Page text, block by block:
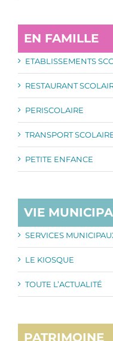
EN FAMILLE
ETABLISSEMENTS
RESTAURANT
PERISCOLAIRE
TRANSPORT
PETITE ENFANCE
VIE
SERVICES
LE KIOSQUE
TOUTE L’ACTUALITÉ
PATRIMOINE